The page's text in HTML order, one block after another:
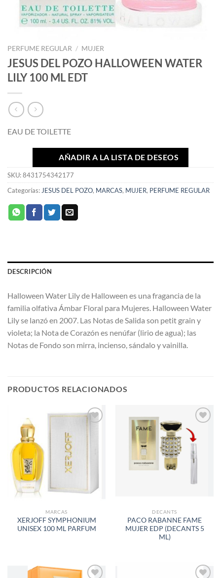
PERFUME REGULAR / MUJER
JESUS DEL POZO HALLOWEEN WATER
LILY 100 ML EDT
EAU DE TOILETTE
AÑADIR A LA LISTA DE DESEOS
SKU:8431754342177
Categorías:JESUS DEL POZO, MARCAS, MUJER, PERFUME REGULAR
DESCRIPCIÓN
Halloween Water Lily de Halloween es una fragancia de la
familia olfativa Ámbar Floral para Mujeres. Halloween Water
Lily se lanzó en 2007. Las Notas de Salida son petit grain y
violeta; la Nota de Corazón es nenúfar (lirio de agua); las
Notas de Fondo son mirra, incienso, sándalo y vainilla.
PRODUCTOS RELACIONADOS
MARCAS
XERJOFF SYMPHONIUM
UNISEX 100 ML PARFUM
AÑADIR
A LA
DE
DESEOS
DECANTS
PACO RABANNE FAME
MUJER EDP (DECANTS 5
ML)